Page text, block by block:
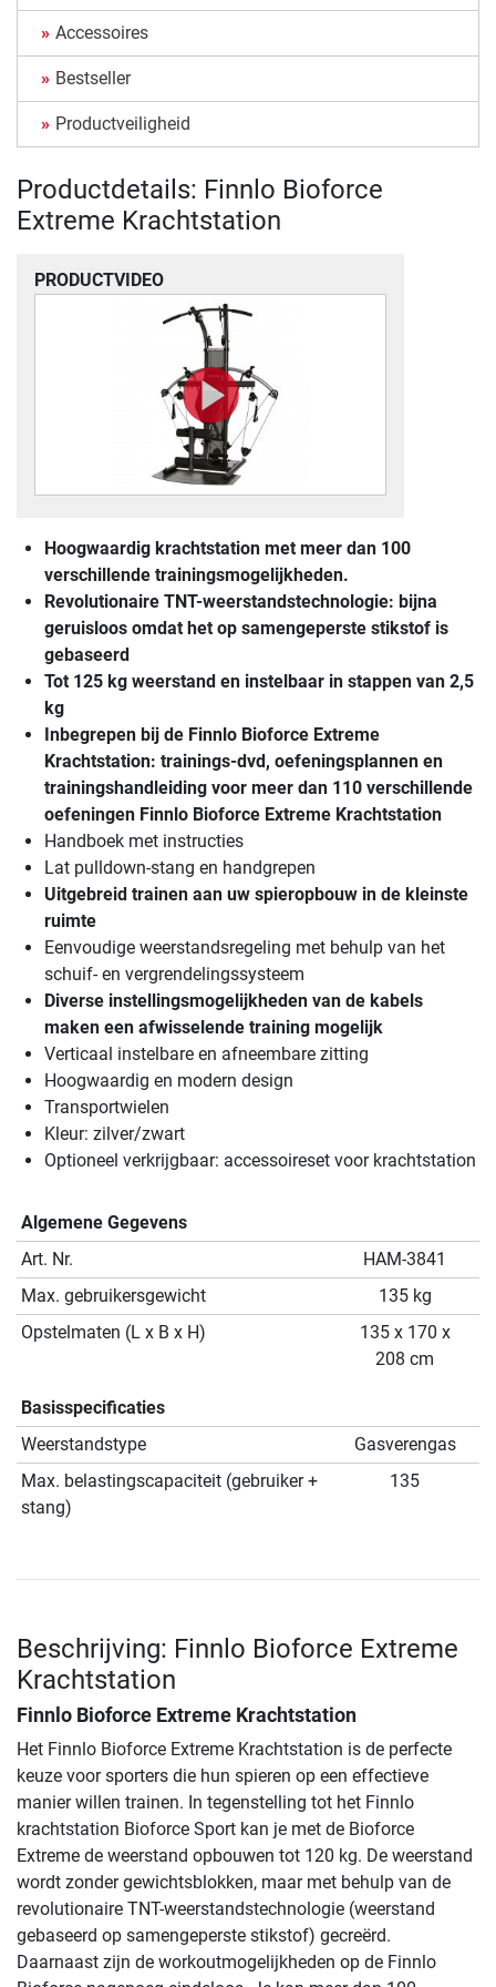
Accessoires
Bestseller
Productveiligheid
Productdetails: Finnlo Bioforce
Extreme Krachtstation
PRODUCTVIDEO
Hoogwaardig krachtstation met meer dan 100
verschillende trainingsmogelijkheden.
Revolutionaire TNT-weerstandstechnologie: bijna
geruisloos omdat het op samengeperste stikstof is
gebaseerd
Tot 125 kg weerstand en instelbaar in stappen van 2,5
kg
Inbegrepen bij de Finnlo Bioforce Extreme
Krachtstation: trainings-dvd, oefeningsplannen en
trainingshandleiding voor meer dan 110 verschillende
oefeningen Finnlo Bioforce Extreme Krachtstation
Handboek met instructies
Lat pulldown-stang en handgrepen
Uitgebreid trainen aan uw spieropbouw in de kleinste
ruimte
Eenvoudige weerstandsregeling met behulp van het
schuif- en vergrendelingssysteem
Diverse instellingsmogelijkheden van de kabels
maken een afwisselende training mogelijk
Verticaal instelbare en afneembare zitting
Hoogwaardig en modern design
Transportwielen
Kleur: zilver/zwart
Optioneel verkrijgbaar: accessoireset voor krachtstation
Algemene Gegevens
Art. Nr.
HAM-3841
Max. gebruikersgewicht
135 kg
Opstelmaten (L x B x H)
135 x 170 x
208 cm
Basisspecificaties
Weerstandstype
Gasverengas
Max. belastingscapaciteit (gebruiker +
stang)
135
Beschrijving: Finnlo Bioforce Extreme
Krachtstation
Finnlo Bioforce Extreme Krachtstation
Het Finnlo Bioforce Extreme Krachtstation is de perfecte
keuze voor sporters die hun spieren op een effectieve
manier willen trainen. In tegenstelling tot het Finnlo
krachtstation Bioforce Sport kan je met de Bioforce
Extreme de weerstand opbouwen tot 120 kg. De weerstand
wordt zonder gewichtsblokken, maar met behulp van de
revolutionaire TNT-weerstandstechnologie (weerstand
gebaseerd op samengeperste stikstof) gecreërd.
Daarnaast zijn de workoutmogelijkheden op de Finnlo